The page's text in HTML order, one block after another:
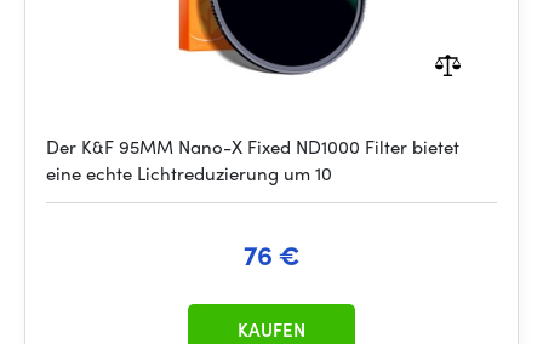
Der K&F 95MM Nano-X Fixed ND1000 Filter bietet
eine echte Lichtreduzierung um 10
76 €
KAUFEN